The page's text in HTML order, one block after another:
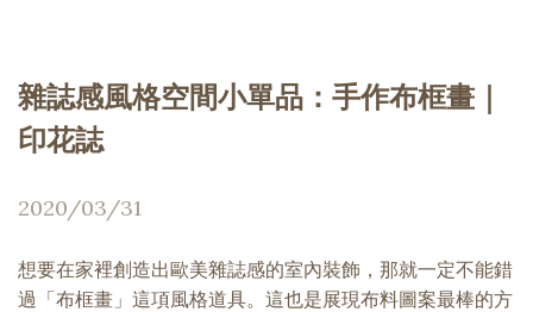
雜誌感風格空間小單品：手作布框畫｜
印花誌
2020/03/31
想要在家裡創造出歐美雜誌感的室內裝飾，那就一定不能錯
過「布框畫」這項風格道具。這也是展現布料圖案最棒的方